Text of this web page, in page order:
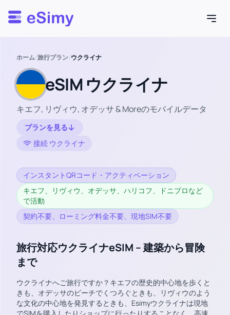
Esimy
ホーム/旅行プラン/ウクライナ
eSIM ウクライナ
キエフ, リヴィウ, オデッサ & Moreのモバイルデータ
プランを見る
接続 ウクライナ
インスタントQRコード・アクティベーション
キエフ、リヴィウ、オデッサ、ハリコフ、ドニプロなど
で活動
契約不要、ローミング料金不要、現地SIM不要
旅行対応ウクライナeSIM – 建築から冒険
まで
ウクライナへご旅行ですか？キエフの歴史的中心地を歩くと
きも、オデッサのビーチでくつろぐときも、リヴィウのよう
な文化の中心地を発見するときも、Esimyウクライナは現地